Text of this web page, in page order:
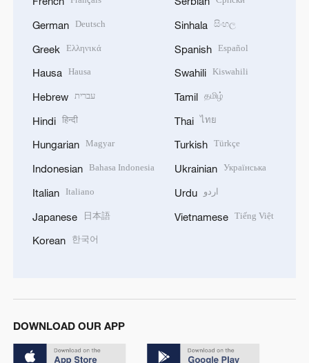
German Deutsch
Greek Ελληνικά
Hausa Hausa
Hebrew עברית
Hindi हिन्दी
Hungarian Magyar
Indonesian Bahasa Indonesia
Italian Italiano
Japanese 日本語
Korean 한국어
Sinhala සිංහල
Spanish Español
Swahili Kiswahili
Tamil தமிழ்
Thai ไทย
Turkish Türkçe
Ukrainian Українська
Urdu اردو
Vietnamese Tiếng Việt
DOWNLOAD OUR APP